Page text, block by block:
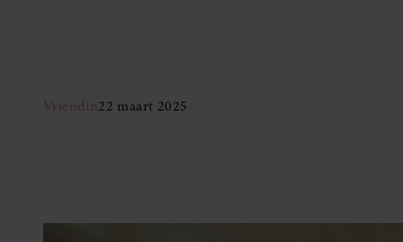
Vriendin22 maart 2025